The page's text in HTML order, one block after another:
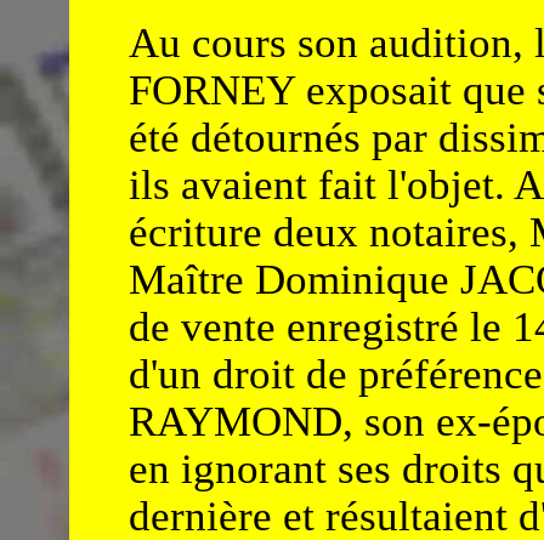
Au cours son audition,
FORNEY exposait
été détournés par
ils avaient fait l'objet.
écriture deux
Maître Dominique
de vente enregistré le
d'un droit de
RAYMOND, son ex-
en ignorant ses droits
dernière et résultaient